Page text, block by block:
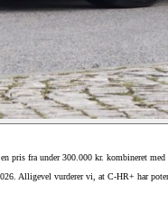
fra under 300.000 kr. kombineret
Alligevel vurderer vi, at C-HR+ har